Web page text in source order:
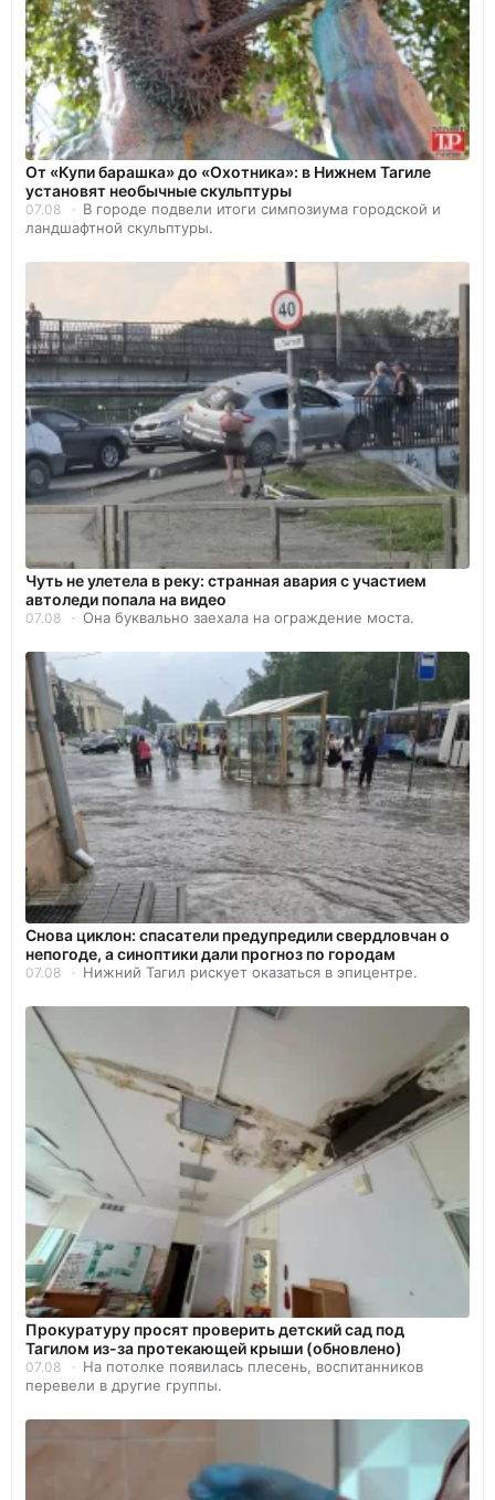
От «Купи барашка» до «Охотника»: в Нижнем Тагиле
установят необычные скульптуры
07.08
В городе подвели итоги симпозиума городской и
ландшафтной скульптуры.
Чуть не улетела в реку: странная авария с участием
автоледи попала на видео
07.08 Она буквально заехала на ограждение моста.
Снова циклон: спасатели предупредили свердловчан о
непогоде, а синоптики дали прогноз по городам
07.08 Нижний Тагил рискует оказаться в эпицентре.
Прокуратуру просят проверить детский сад под
Тагилом из-за протекающей крыши (обновлено)
07.08
На потолке появилась плесень, воспитанников
перевели в другие группы.